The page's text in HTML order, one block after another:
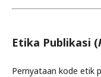
Etika Publikasi (
Pernyataan kode etik